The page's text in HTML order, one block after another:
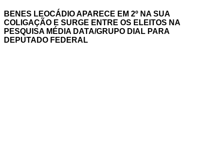
BENES LEOCÁDIO APARECE EM 2º NA SUA
COLIGAÇÃO E SURGE ENTRE OS ELEITOS NA
PESQUISA MÉDIA DATA/GRUPO DIAL PARA
DEPUTADO FEDERAL